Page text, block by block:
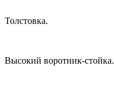
Толстовка.
Высокий воротник-стойка.